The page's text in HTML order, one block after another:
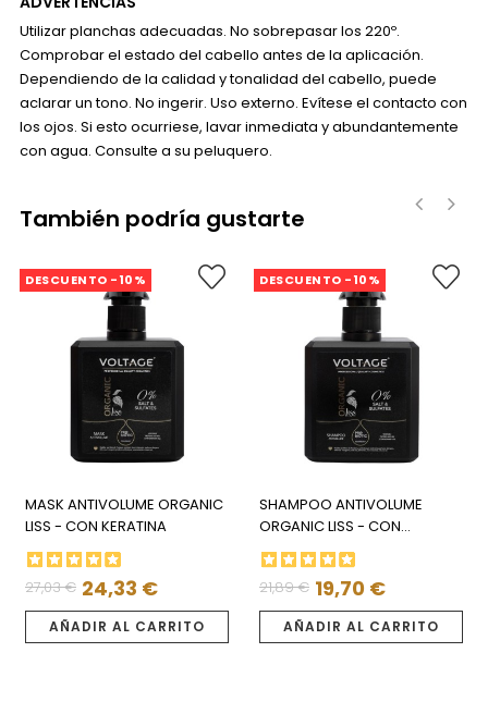
Utilizar planchas adecuadas. No sobrepasar los 220º.
Comprobar el estado del cabello antes de la aplicación.
Dependiendo de la calidad y tonalidad del cabello, puede
aclarar un tono. No ingerir. Uso externo. Evítese el contacto con
los ojos. Si esto ocurriese, lavar inmediata y abundantemente
con agua. Consulte a su peluquero.
También podría gustarte
DESCUENTO -10%
MASK ANTIVOLUME ORGANIC
LISS - CON KERATINA
Precio
regular
27,03 €
Precio 24,33 €
AÑADIR AL CARRITO
DESCUENTO -10%
SHAMPOO ANTIVOLUME
ORGANIC LISS - CON
KERATINA
Precio
regular
21,89 €
Precio 19,70 €
AÑADIR AL CARRITO